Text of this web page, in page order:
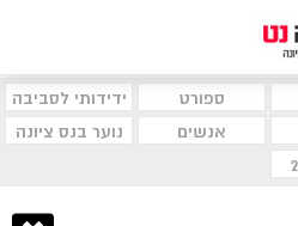
ספורט
ידידותי לסביבה
אנשים
נוער בנס ציונה